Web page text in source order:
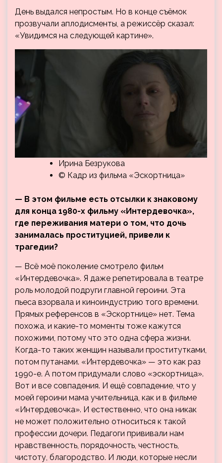
День выдался непростым. Но в конце съёмок
прозвучали аплодисменты, а режиссёр сказал:
«Увидимся на следующей картине».
Ирина Безрукова
© Кадр из фильма «Эскортница»
— В этом фильме есть отсылки к знаковому
для конца 1980-х фильму «Интердевочка»,
где переживания матери о том, что дочь
занималась проституцией, привели к
трагедии?
— Всё моё поколение смотрело фильм
«Интердевочка». Я даже репетировала в театре
роль молодой подруги главной героини. Эта
пьеса взорвала и киноиндустрию того времени.
Прямых референсов в «Эскортнице» нет. Тема
похожа, и какие-то моменты тоже кажутся
похожими, потому что это одна сфера жизни.
Когда-то таких женщин называли проститутками,
потом путанами. «Интердевочка» — это как раз
1990-е. А потом придумали слово «эскортница».
Вот и все совпадения. И ещё совпадение, что у
моей героини мама учительница, как и в фильме
«Интердевочка». И естественно, что она никак
не может положительно относиться к такой
профессии дочери. Педагоги прививали нам
нравственность, порядочность, честность,
чистоту, благородство. И люди, которые несли